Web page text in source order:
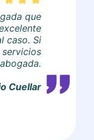
que
caso. Si
Cuellar